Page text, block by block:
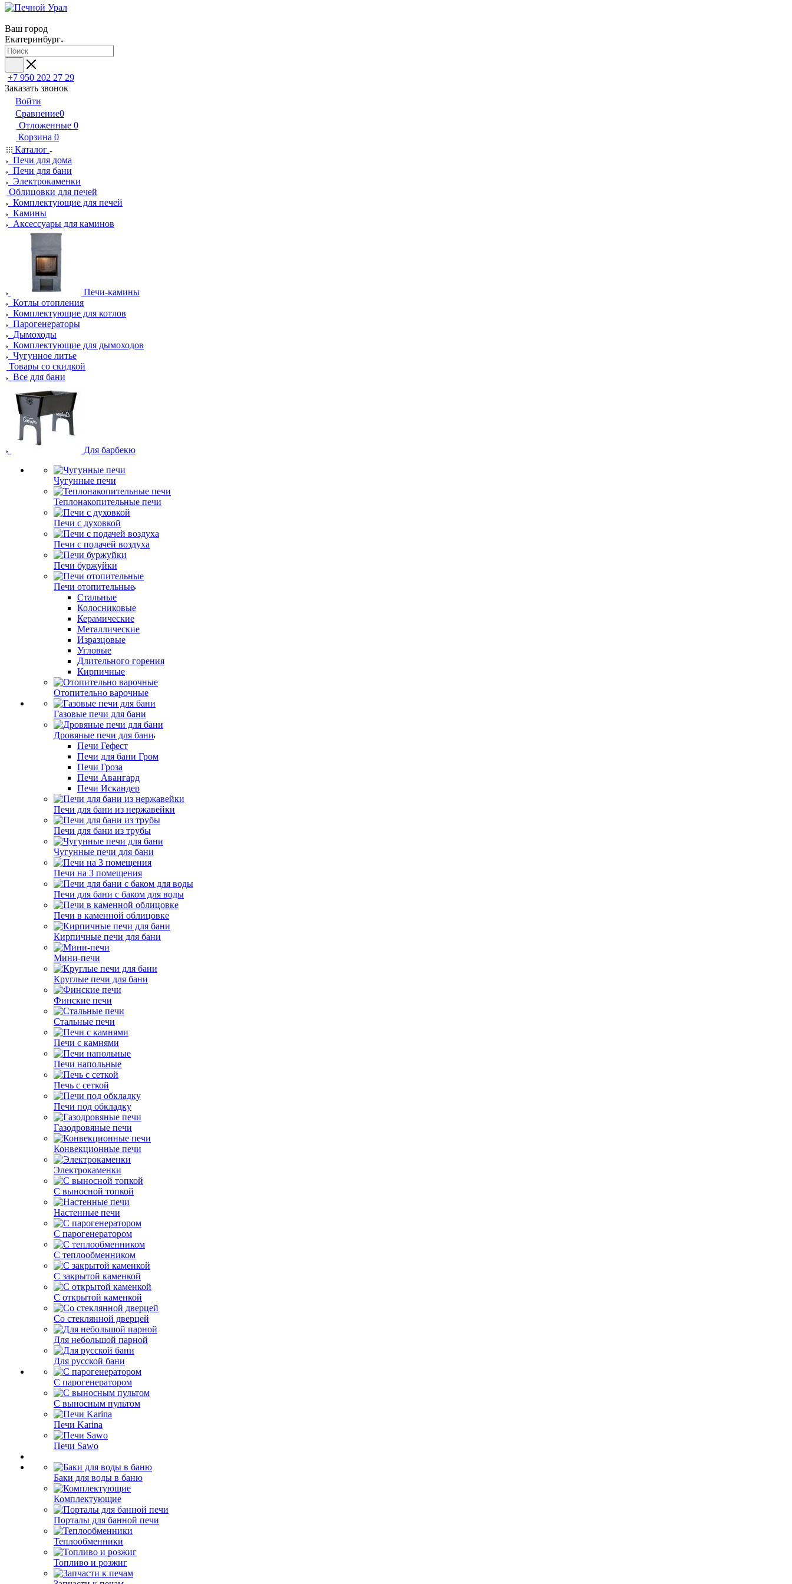
Ваш город
Екатеринбург
+7 950 202 27 29
Заказать звонок
Войти
Сравнение0
Отложенные 0
Корзина 0
Каталог
Печи для дома
Печи для бани
Электрокаменки
Облицовки для печей
Комплектующие для печей
Камины
Аксессуары для каминов
Печи-камины
Котлы отопления
Комплектующие для котлов
Парогенераторы
Дымоходы
Комплектующие для дымоходов
Чугунное литье
Товары со скидкой
Все для бани
Для барбекю
Чугунные печи
Теплонакопительные печи
Печи с духовкой
Печи с подачей воздуха
Печи буржуйки
Печи отопительные
Стальные
Колосниковые
Керамические
Металлические
Изразцовые
Угловые
Длительного горения
Кирпичные
Отопительно варочные
Газовые печи для бани
Дровяные печи для бани
Печи Гефест
Печи для бани Гром
Печи Гроза
Печи Авангард
Печи Искандер
Печи для бани из нержавейки
Печи для бани из трубы
Чугунные печи для бани
Печи на 3 помещения
Печи для бани с баком для воды
Печи в каменной облицовке
Кирпичные печи для бани
Мини-печи
Круглые печи для бани
Финские печи
Стальные печи
Печи с камнями
Печи напольные
Печь с сеткой
Печи под обкладку
Газодровяные печи
Конвекционные печи
Электрокаменки
С выносной топкой
Настенные печи
С парогенератором
С теплообменником
С закрытой каменкой
С открытой каменкой
Со стеклянной дверцей
Для небольшой парной
Для русской бани
С парогенератором
С выносным пультом
Печи Karina
Печи Sawo
Баки для воды в баню
Комплектующие
Порталы для банной печи
Теплообменники
Топливо и розжиг